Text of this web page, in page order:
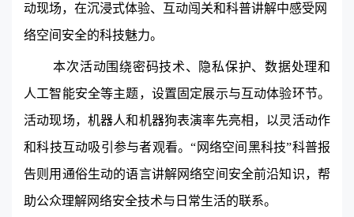
动现场，在沉浸式体验、互动闯关和科普讲解中感受网
络空间安全的科技魅力。
本次活动围绕密码技术、隐私保护、数据处理和
人工智能安全等主题，设置固定展示与互动体验环节。
活动现场，机器人和机器狗表演率先亮相，以灵活动作
和科技互动吸引参与者观看。“网络空间黑科技”科普报
告则用通俗生动的语言讲解网络空间安全前沿知识，帮
助公众理解网络安全技术与日常生活的联系。